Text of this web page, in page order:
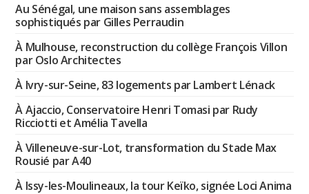
Au Sénégal, une maison sans assemblages
sophistiqués par Gilles Perraudin
À Mulhouse, reconstruction du collège François Villon
par Oslo Architectes
À Ivry-sur-Seine, 83 logements par Lambert Lénack
À Ajaccio, Conservatoire Henri Tomasi par Rudy
Ricciotti et Amélia Tavella
À Villeneuve-sur-Lot, transformation du Stade Max
Rousié par A40
À Issy-les-Moulineaux, la tour Keïko, signée Loci Anima